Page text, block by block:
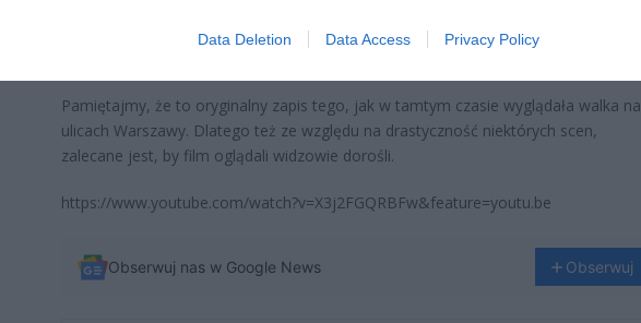
Data Deletion Data Access Privacy Policy
Dodaj nas do preferowanych źródeł w Google
Pamiętajmy, że to oryginalny zapis tego, jak w tamtym czasie wyglądała walka na
ulicach Warszawy. Dlatego też ze względu na drastyczność niektórych scen,
zalecane jest, by film oglądali widzowie dorośli.
https://www.youtube.com/watch?v=X3j2FGQRBFw&feature=youtu.be
Obserwuj nas w Google News Obserwuj